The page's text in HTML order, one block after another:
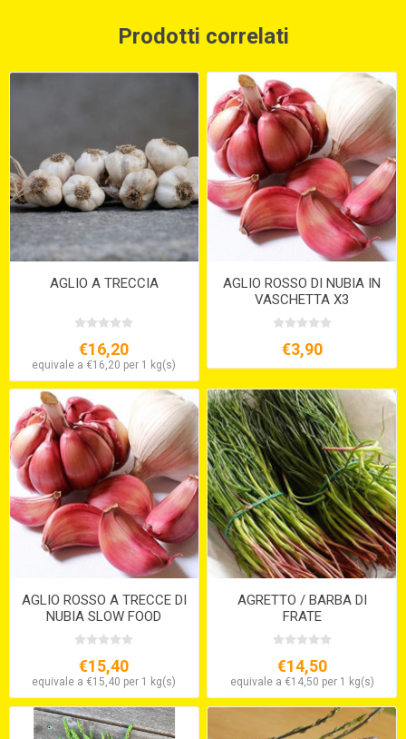
Prodotti correlati
AGLIO A TRECCIA
€16,20
equivale a €16,20 per 1 kg(s)
AGLIO ROSSO DI NUBIA IN
VASCHETTA X3
€3,90
AGLIO ROSSO A TRECCE DI
NUBIA SLOW FOOD
€15,40
equivale a €15,40 per 1 kg(s)
AGRETTO / BARBA DI
FRATE
€14,50
equivale a €14,50 per 1 kg(s)